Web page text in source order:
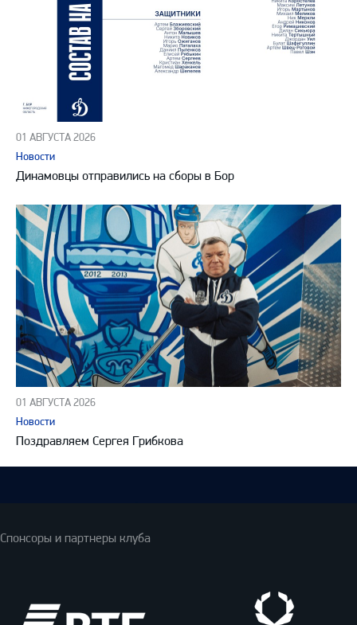
01 АВГУСТА 2026
Новости
Динамовцы отправились на сборы в Бор
01 АВГУСТА 2026
Новости
Поздравляем Сергея Грибкова
Спонсоры и партнеры клуба